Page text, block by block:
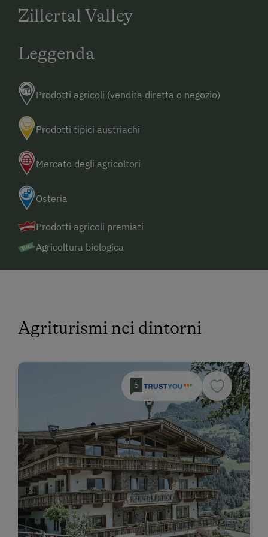
- Gerlos - circa 500m dopo la chiesa girare a sinistra
(alta Hotel Central) - circa 100m è l'Hanslerhof
Zillertal Valley
Leggenda
Prodotti agricoli (vendita diretta o negozio)
Prodotti tipici austriachi
Mercato degli agricoltori
Osteria
Prodotti agricoli premiati
Agricoltura biologica
Agriturismi nei dintorni
5